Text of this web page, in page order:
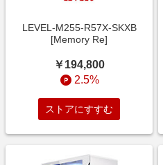
LEVEL-M255-R57X-SKXB
[Memory Re]
￥194,800
2.5%
ストアにすすむ